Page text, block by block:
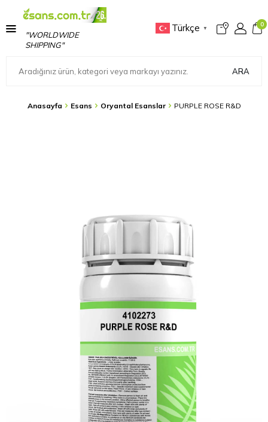
"WORLDWIDE
SHIPPING"
Türkçe ▼
0
ARA
Anasayfa Esans Oryantal Esanslar PURPLE ROSE R&D